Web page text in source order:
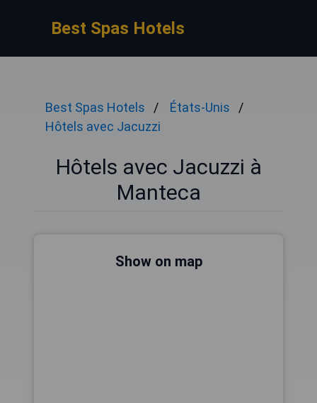
Best Spas Hotels
Best Spas Hotels
États-Unis
Hôtels avec Jacuzzi
Hôtels avec Jacuzzi à
Manteca
Show on map